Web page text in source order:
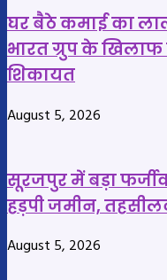
जारी
रहेगा
अभियान
टीबी
मुक्त
छत्तीसगढ़
ओर
बढ़ते
कदम
के
साथ
बनाया
अपना
आशियाना
विश्व
दिवस
विशेष
घर बैठे कमाई का
भारत ग्रुप के
शिकायत
August 5, 2026
सूरजपुर में बड़ा
हड़पी जमीन,
August 5, 2026